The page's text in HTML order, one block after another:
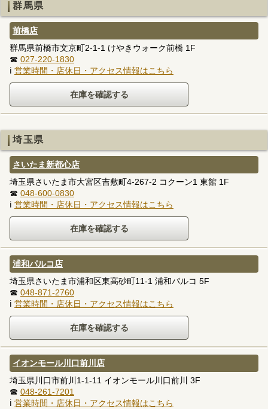
群馬県
前橋店
群馬県前橋市文京町2-1-1 けやきウォーク前橋 1F
☎ 027-220-1830
ℹ 営業時間・店休日・アクセス情報はこちら
埼玉県
さいたま新都心店
埼玉県さいたま市大宮区吉敷町4-267-2 コクーン1 東館 1F
☎ 048-600-0830
ℹ 営業時間・店休日・アクセス情報はこちら
浦和パルコ店
埼玉県さいたま市浦和区東高砂町11-1 浦和パルコ 5F
☎ 048-871-2760
ℹ 営業時間・店休日・アクセス情報はこちら
イオンモール川口前川店
埼玉県川口市前川1-1-11 イオンモール川口前川 3F
☎ 048-261-7201
ℹ 営業時間・店休日・アクセス情報はこちら